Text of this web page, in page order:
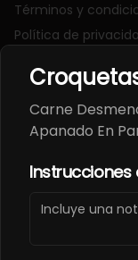
Términos y
Política de
Redes
Instagram
Facebook
Mi cuenta
Carne
Apanado En
Instrucciones